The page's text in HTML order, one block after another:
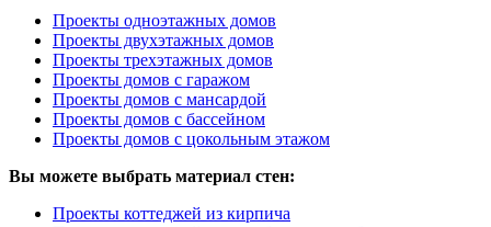
Проекты одноэтажных домов
Проекты двухэтажных домов
Проекты трехэтажных домов
Проекты домов с гаражом
Проекты домов с мансардой
Проекты домов с бассейном
Проекты домов с цокольным этажом
Вы можете выбрать материал стен:
Проекты коттеджей из кирпича